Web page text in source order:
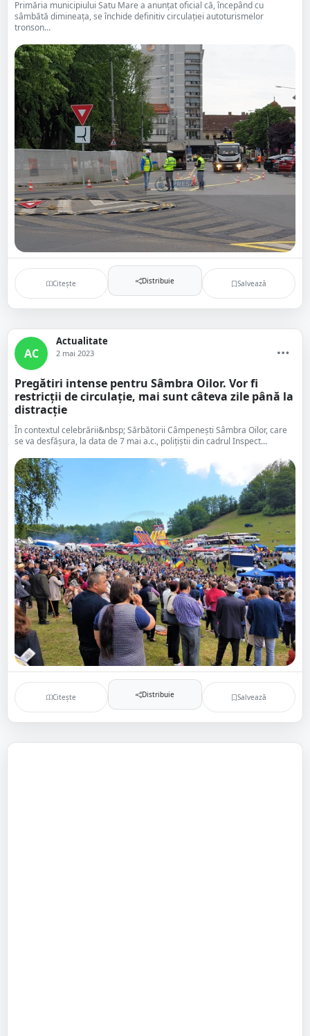
Primăria municipiului Satu Mare a anunțat oficial că, începând cu
sâmbătă dimineața, se închide definitiv circulației autoturismelor
tronson...
Citește Distribuie Salvează
AC
Actualitate
2 mai 2023
Pregătiri intense pentru Sâmbra Oilor. Vor fi
restricții de circulație, mai sunt câteva zile până la
distracție
În contextul celebrării&nbsp; Sărbătorii Câmpenești Sâmbra Oilor, care
se va desfășura, la data de 7 mai a.c., polițiștii din cadrul Inspect...
Citește Distribuie Salvează